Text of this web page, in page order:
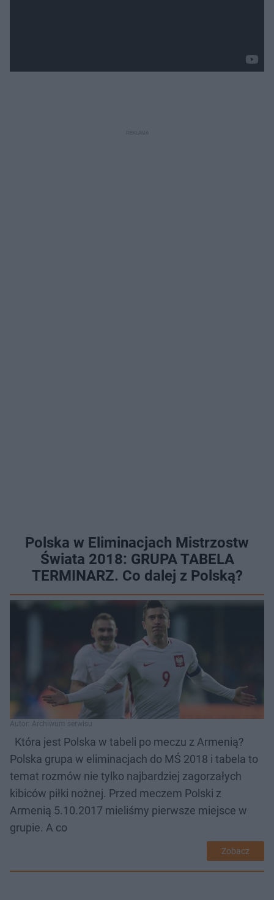
Polska w Eliminacjach Mistrzostw
Świata 2018: GRUPA TABELA
TERMINARZ. Co dalej z Polską?
Autor: Archiwum serwisu
Która jest Polska w tabeli po meczu z Armenią?
Polska grupa w eliminacjach do MŚ 2018 i tabela to
temat rozmów nie tylko najbardziej zagorzałych
kibiców piłki nożnej. Przed meczem Polski z
Armenią 5.10.2017 mieliśmy pierwsze miejsce w
grupie. A co
Zobacz